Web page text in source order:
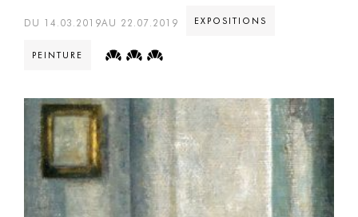
DU 14.03.2019AU 22.07.2019 EXPOSITIONS
PEINTURE